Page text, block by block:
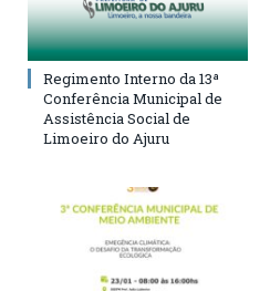
Regimento Interno da 13ª
Conferência Municipal de
Assistência Social de
Limoeiro do Ajuru